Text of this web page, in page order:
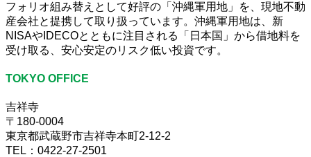
フォリオ組み替えとして好評の「沖縄軍用地」を、現地不動
産会社と提携して取り扱っています。沖縄軍用地は、新
NISAやIDECOとともに注目される「日本国」から借地料を
受け取る、安心安定のリスク低い投資です。
TOKYO OFFICE
吉祥寺
〒180-0004
東京都武蔵野市吉祥寺本町2-12-2
TEL：0422-27-2501